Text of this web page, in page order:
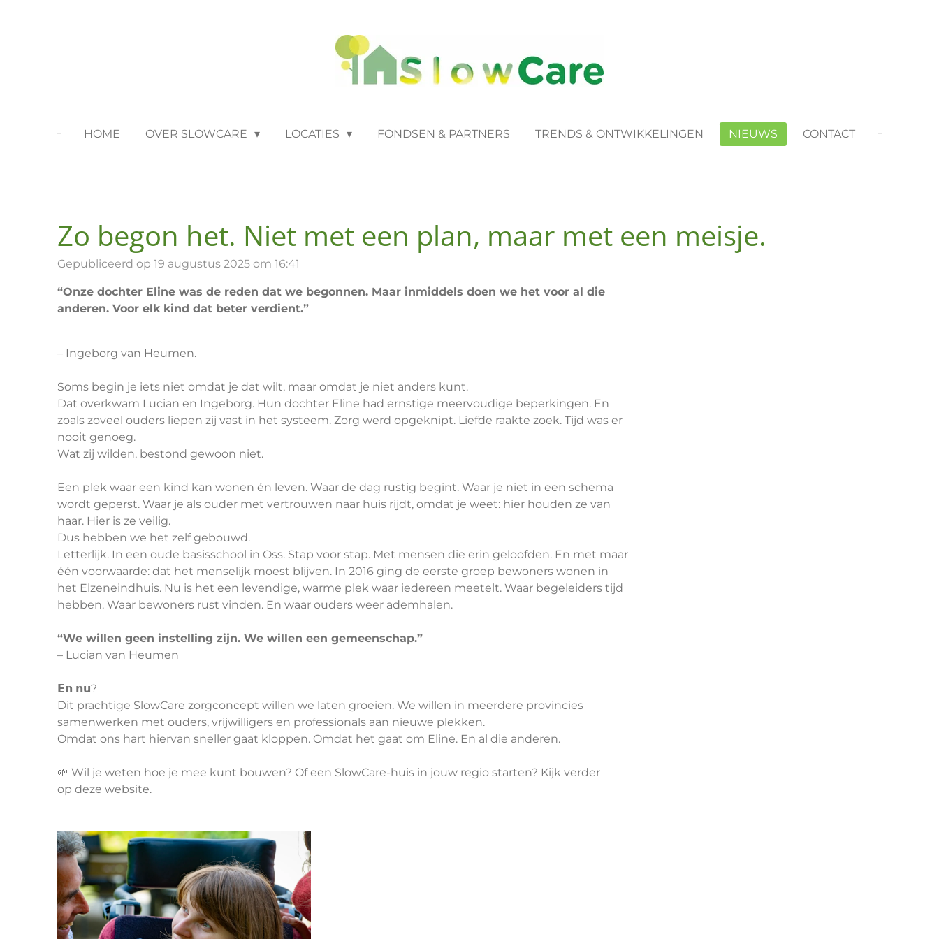
HOME OVER SLOWCARE LOCATIES FONDSEN & PARTNERS TRENDS & ONTWIKKELINGEN NIEUWS CONTACT
Zo begon het. Niet met een plan, maar met een meisje.
Gepubliceerd op 19 augustus 2025 om 16:41
“Onze dochter Eline was de reden dat we begonnen. Maar inmiddels doen we het voor al die
anderen. Voor elk kind dat beter verdient.”
– Ingeborg van Heumen.
Soms begin je iets niet omdat je dat wilt, maar omdat je niet anders kunt.
Dat overkwam Lucian en Ingeborg. Hun dochter Eline had ernstige meervoudige beperkingen. En
zoals zoveel ouders liepen zij vast in het systeem. Zorg werd opgeknipt. Liefde raakte zoek. Tijd was er
nooit genoeg.
Wat zij wilden, bestond gewoon niet.
Een plek waar een kind kan wonen én leven. Waar de dag rustig begint. Waar je niet in een schema
wordt geperst. Waar je als ouder met vertrouwen naar huis rijdt, omdat je weet: hier houden ze van
haar. Hier is ze veilig.
Dus hebben we het zelf gebouwd.
Letterlijk. In een oude basisschool in Oss. Stap voor stap. Met mensen die erin geloofden. En met maar
één voorwaarde: dat het menselijk moest blijven. In 2016 ging de eerste groep bewoners wonen in
het Elzeneindhuis. Nu is het een levendige, warme plek waar iedereen meetelt. Waar begeleiders tijd
hebben. Waar bewoners rust vinden. En waar ouders weer ademhalen.
“We willen geen instelling zijn. We willen een gemeenschap.”
– Lucian van Heumen
𝗘𝗻 𝗻𝘂?
Dit prachtige SlowCare zorgconcept willen we laten groeien. We willen in meerdere provincies
samenwerken met ouders, vrijwilligers en professionals aan nieuwe plekken.
Omdat ons hart hiervan sneller gaat kloppen. Omdat het gaat om Eline. En al die anderen.
🌱 Wil je weten hoe je mee kunt bouwen? Of een SlowCare-huis in jouw regio starten? Kijk verder
op deze website.